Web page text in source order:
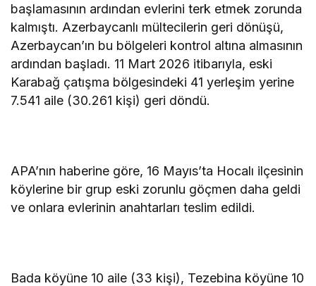
başlamasının ardından evlerini terk etmek zorunda
kalmıştı. Azerbaycanlı mültecilerin geri dönüşü,
Azerbaycan’ın bu bölgeleri kontrol altına almasının
ardından başladı. 11 Mart 2026 itibarıyla, eski
Karabağ çatışma bölgesindeki 41 yerleşim yerine
7.541 aile (30.261 kişi) geri döndü.
APA’nın haberine göre, 16 Mayıs’ta Hocalı ilçesinin
köylerine bir grup eski zorunlu göçmen daha geldi
ve onlara evlerinin anahtarları teslim edildi.
Bada köyüne 10 aile (33 kişi), Tezebina köyüne 10